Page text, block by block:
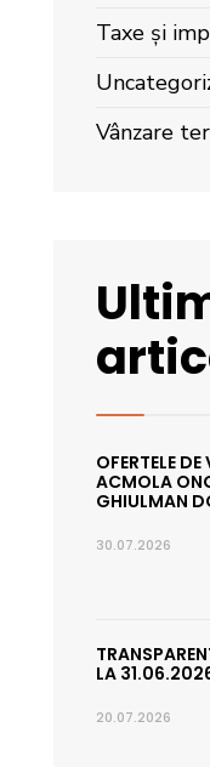
Taxe și
Vânzare
OFERTELE
ACMOLA
GHIULMAN
30.07.2026
LA
20.07.2026